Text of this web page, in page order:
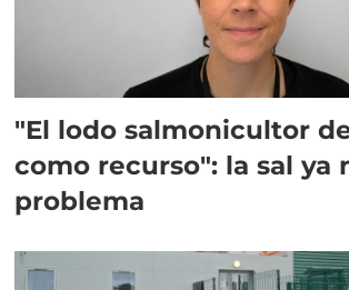
"El lodo salmonicultor
como recurso": la sal ya
problema